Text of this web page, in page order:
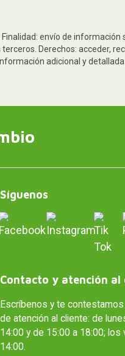
envío de información
Derechos: acceder,
adicional y
Síguenos
Contacto y atención al
Escríbenos y te
de atención al cliente: de
14:00 y de 15:00 a 18:00; los
14:00.